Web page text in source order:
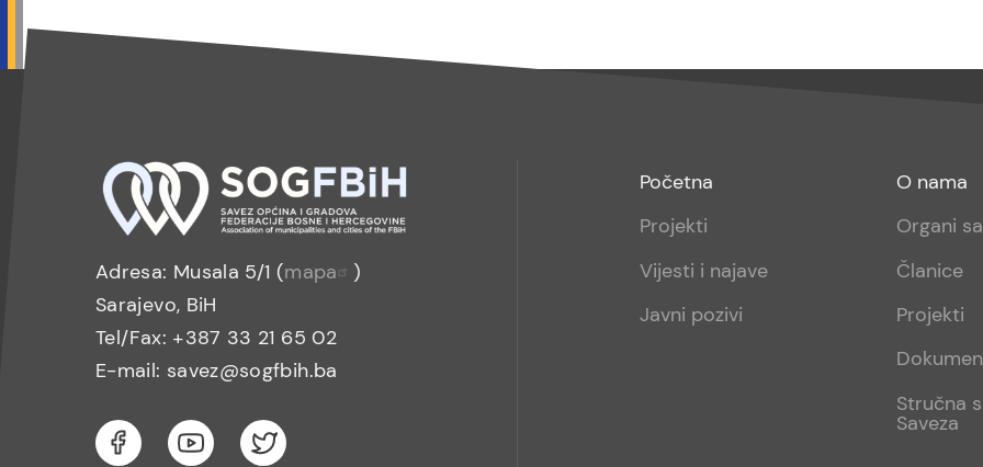
Adresa: Musala 5/1 (mapa
)
Sarajevo, BiH
Tel/Fax: +387 33 21 65 02
E-mail: savez@sogfbih.ba
Footer
menu
Početna
Projekti
Vijesti i najave
Javni pozivi
Footer
sub
O nama
Organi
Članice
Projekti
Stručna
Saveza